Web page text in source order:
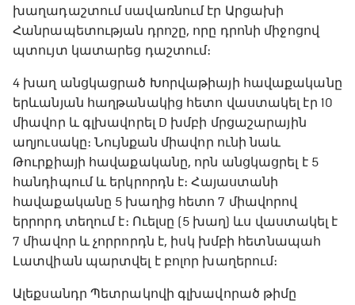
խաղադաշտում սավառնում էր Արցախի
Հանրապետության դրոշը, որը դրոնի միջոցով
պտույտ կատարեց դաշտում։
4 խաղ անցկացրած Խորվաթիայի հավաքականը
երևանյան հաղթանակից հետո վաստակել էր 10
միավոր և գլխավորել D խմբի մրցաշարային
աղյուսակը։ Նույնքան միավոր ունի նաև
Թուրքիայի հավաքականը, որն անցկացրել է 5
հանդիպում և երկրորդն է։ Հայաստանի
հավաքականը 5 խաղից հետո 7 միավորով
երրորդ տեղում է։ Ուելսը (5 խաղ) ևս վաստակել է
7 միավոր և չորրորդն է, իսկ խմբի հետնապահ
Լատվիան պարտվել է բոլոր խաղերում։
Ալեքսանդր Պետրակովի գլխավորած թիմը